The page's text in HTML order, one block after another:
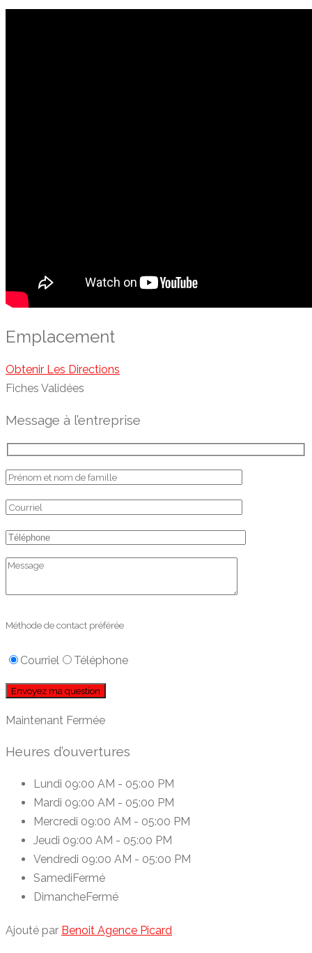
Emplacement
Obtenir Les Directions
Fiches Validées
Message à l’entreprise
Méthode de contact préférée
Courriel Téléphone
Maintenant Fermée
Heures d’ouvertures
Lundi 09:00 AM - 05:00 PM
Mardi 09:00 AM - 05:00 PM
Mercredi 09:00 AM - 05:00 PM
Jeudi 09:00 AM - 05:00 PM
Vendredi 09:00 AM - 05:00 PM
SamediFermé
DimancheFermé
Ajouté par Benoit Agence Picard